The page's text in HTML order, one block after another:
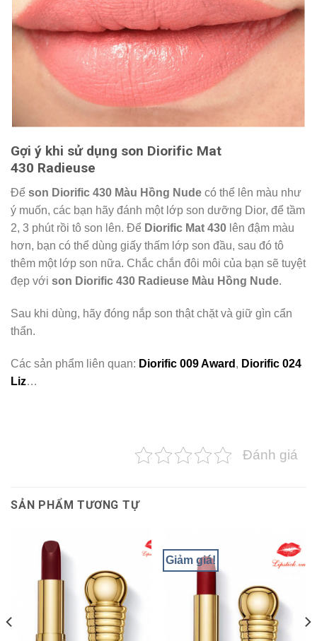
Gợi ý khi sử dụng son Diorific Mat
430 Radieuse
Để son Diorific 430 Màu Hồng Nude có thể lên màu như
ý muốn, các bạn hãy đánh một lớp son dưỡng Dior, để tầm
2, 3 phút rồi tô son lên. Để Diorific Mat 430 lên đậm màu
hơn, bạn có thể dùng giấy thấm lớp son đầu, sau đó tô
thêm một lớp son nữa. Chắc chắn đôi môi của bạn sẽ tuyệt
đẹp với son Diorific 430 Radieuse Màu Hồng Nude.
Sau khi dùng, hãy đóng nắp son thật chặt và giữ gìn cẩn
thẩn.
Các sản phẩm liên quan: Diorific 009 Award , Diorific 024
Liz…
Đánh giá
SẢN PHẨM TƯƠNG TỰ
Giảm giá!